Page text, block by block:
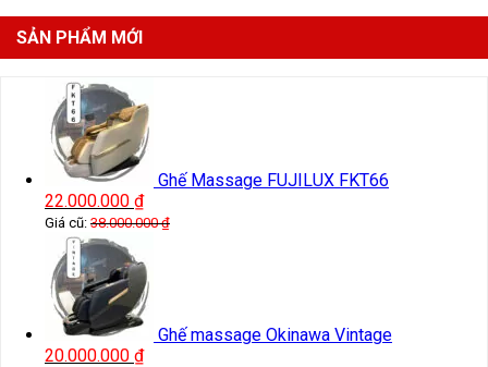
SẢN PHẨM MỚI
Ghế Massage FUJILUX FKT66
22.000.000 ₫
Giá cũ: 38.000.000₫
Ghế massage Okinawa Vintage
20.000.000 ₫